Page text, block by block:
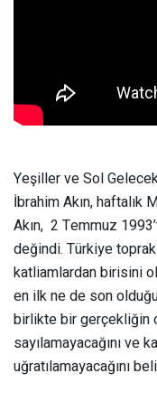
Yeşiller ve Sol
İbrahim Akın, haftalık
Akın, 2 Temmuz
değindi. Türkiye
katliamlardan birisini
en ilk ne de son
birlikte bir gerçekliğin
sayılamayacağını ve
uğratılamayacağını